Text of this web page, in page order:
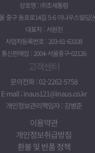
상호명 : ㈜조세통람
중구 동호로14길 5-6 이나우스빌딩(
대표자 : 서원진
사업자등록번호 : 203-81-63108
통신판매업 : 2004-서울중구-02126
고객센터
문의전화 : 02-2262-5758
E-mail : inaus121@inaus.co.kr
개인정보관리책임자 : 김병준
이용약관
개인정보취급방침
환불 및 반품 정책